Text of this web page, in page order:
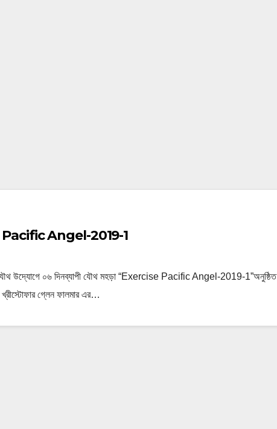
বাংলাদেশেঃ Exercise Pacific Angel-2019-1
যৌথ উদ্যোগে ০৬ দিনব্যাপী যৌথ মহড়া “Exercise Pacific Angel-2019-1”অনুষ্ঠিত
খ্রীস্টোফার গ্লেন ফালমার এর…